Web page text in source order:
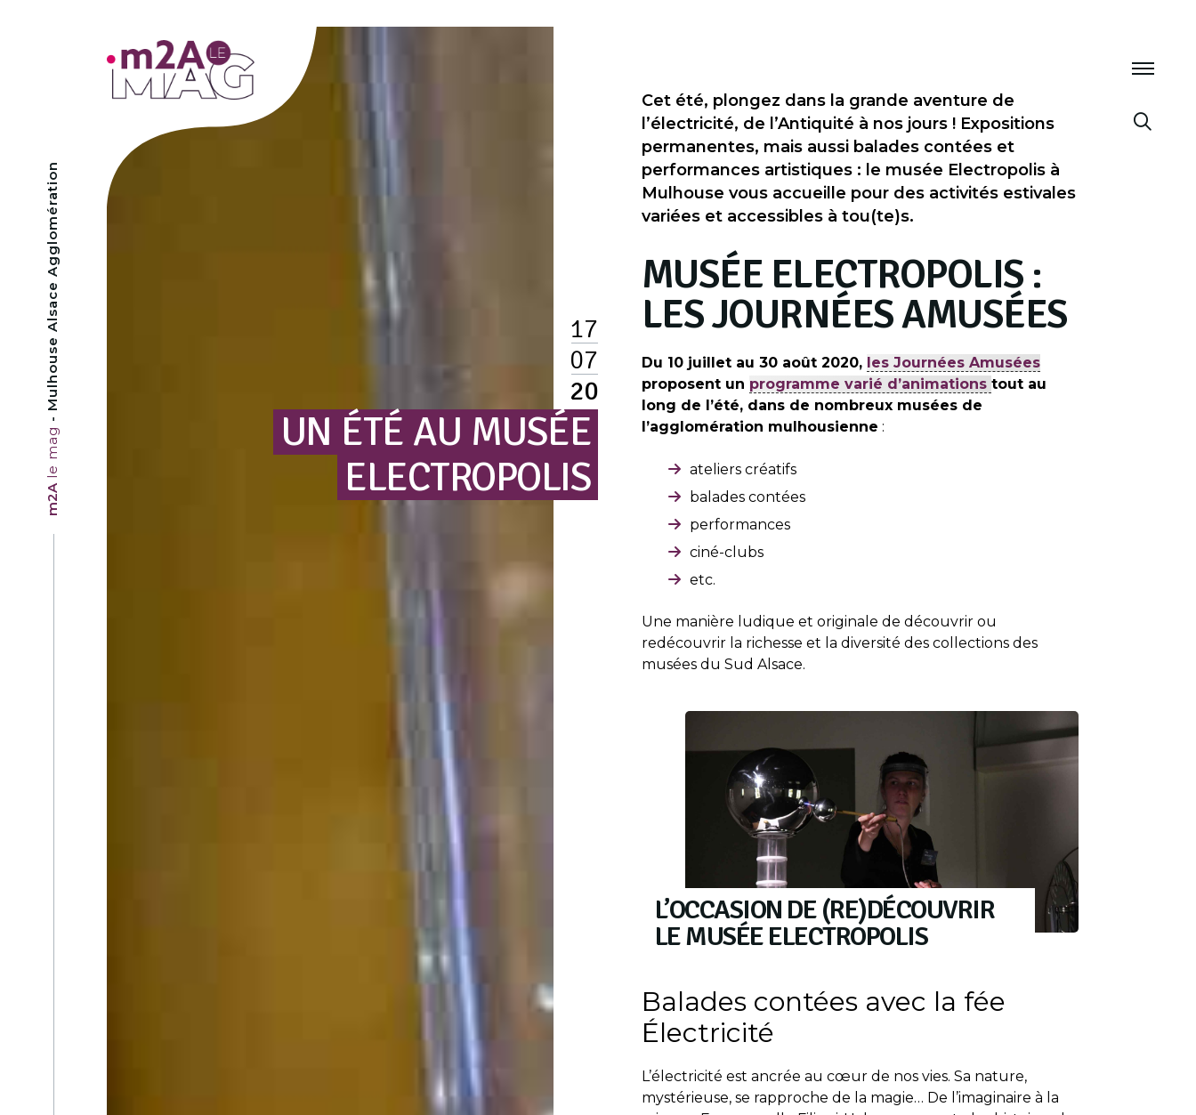
m2A
le mag
- Mulhouse Alsace Agglomération
17
07
20
UN ÉTÉ AU MUSÉE
ELECTROPOLIS
Cet été, plongez dans la grande aventure de
l’électricité, de l’Antiquité à nos jours ! Expositions
permanentes, mais aussi balades contées et
performances artistiques : le musée Electropolis à
Mulhouse vous accueille pour des activités estivales
variées et accessibles à tou(te)s.
MUSÉE ELECTROPOLIS :
LES JOURNÉES AMUSÉES
Du 10 juillet au 30 août 2020, les Journées Amusées
proposent un programme varié d’animations tout au
long de l’été, dans de nombreux musées de
l’agglomération mulhousienne :
ateliers créatifs
balades contées
performances
ciné-clubs
etc.
Une manière ludique et originale de découvrir ou
redécouvrir la richesse et la diversité des collections des
musées du Sud Alsace.
L’OCCASION DE (RE)DÉCOUVRIR
LE MUSÉE ELECTROPOLIS
Balades contées avec la fée
Électricité
L’électricité est ancrée au cœur de nos vies. Sa nature,
mystérieuse, se rapproche de la magie… De l’imaginaire à la